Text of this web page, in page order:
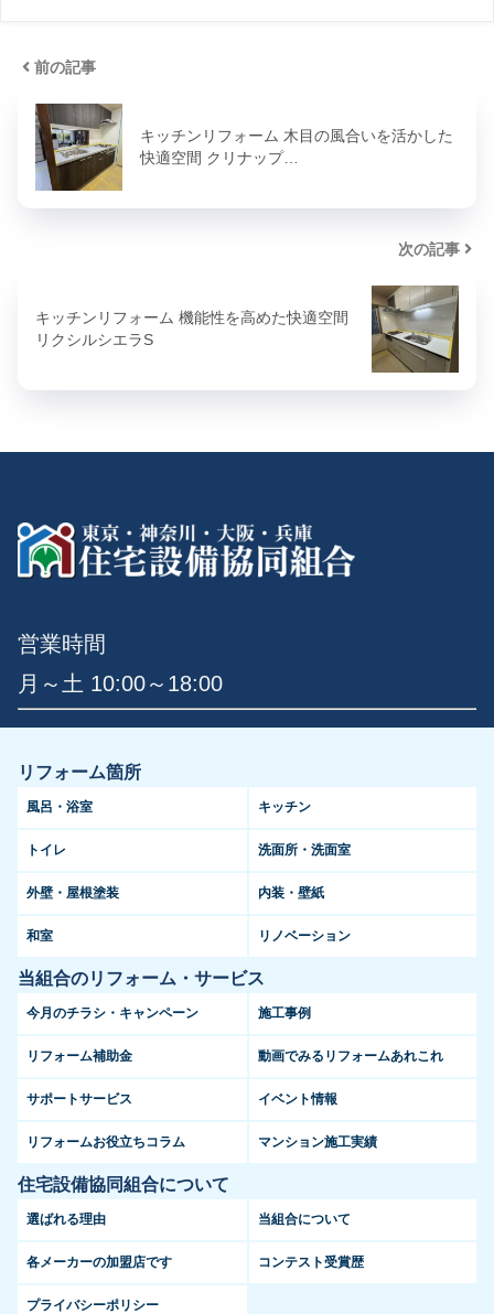
前の記事
キッチンリフォーム 木目の風合いを活かした
快適空間 クリナップ…
次の記事
キッチンリフォーム 機能性を高めた快適空間
リクシルシエラS
営業時間
月～土 10:00～18:00
リフォーム箇所
風呂・浴室 キッチン
トイレ 洗面所・洗面室
外壁・屋根塗装 内装・壁紙
和室 リノベーション
当組合のリフォーム・サービス
今月のチラシ・キャンペーン 施工事例
リフォーム補助金 動画でみるリフォームあれこれ
サポートサービス イベント情報
リフォームお役立ちコラム マンション施工実績
住宅設備協同組合について
選ばれる理由 当組合について
各メーカーの加盟店です コンテスト受賞歴
プライバシーポリシー